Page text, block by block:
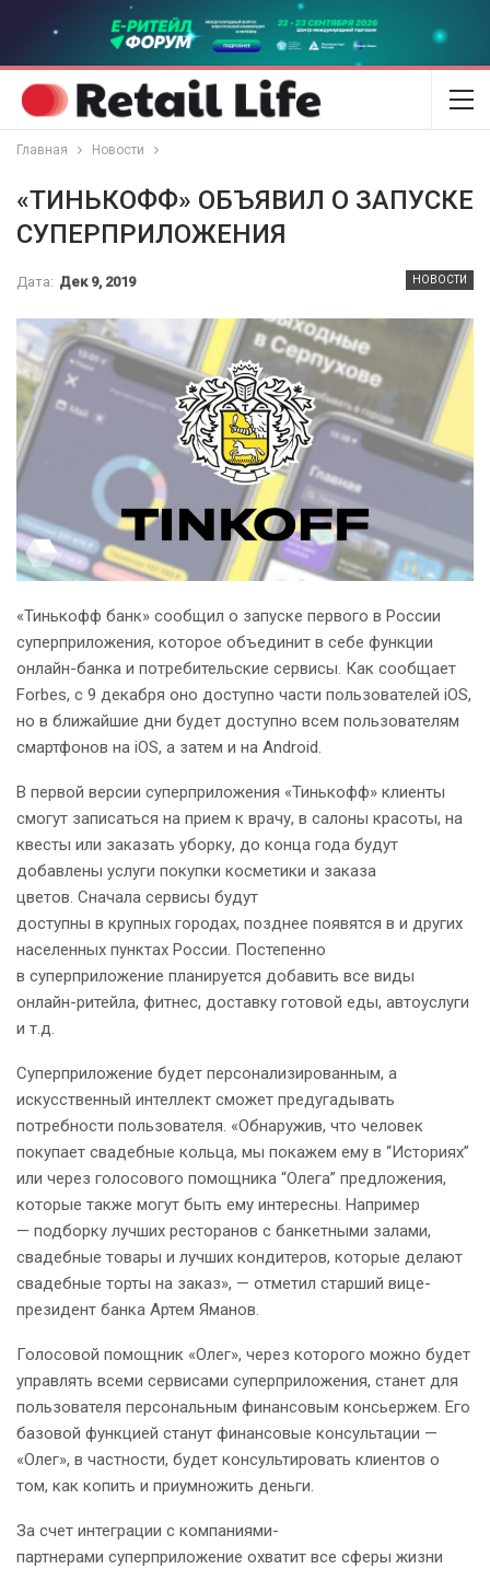
Главная Новости
«ТИНЬКОФФ» ОБЪЯВИЛ О ЗАПУСКЕ
СУПЕРПРИЛОЖЕНИЯ
НОВОСТИ
Дата: Дек 9, 2019
«Тинькофф банк» сообщил о запуске первого в России
суперприложения, которое объединит в себе функции
онлайн-банка и потребительские сервисы. Как сообщает
Forbes, с 9 декабря оно доступно части пользователей iOS,
но в ближайшие дни будет доступно всем пользователям
смартфонов на iOS, а затем и на Android.
В первой версии суперприложения «Тинькофф» клиенты
смогут записаться на прием к врачу, в салоны красоты, на
квесты или заказать уборку, до конца года будут
добавлены услуги покупки косметики и заказа
цветов. Сначала сервисы будут
доступны в крупных городах, позднее появятся в и других
населенных пунктах России. Постепенно
в суперприложение планируется добавить все виды
онлайн-ритейла, фитнес, доставку готовой еды, автоуслуги
и т.д.
Суперприложение будет персонализированным, а
искусственный интеллект сможет предугадывать
потребности пользователя. «Обнаружив, что человек
покупает свадебные кольца, мы покажем ему в “Историях”
или через голосового помощника “Олега” предложения,
которые также могут быть ему интересны. Например
— подборку лучших ресторанов с банкетными залами,
свадебные товары и лучших кондитеров, которые делают
свадебные торты на заказ», — отметил старший вице-
президент банка Артем Яманов.
Голосовой помощник «Олег», через которого можно будет
управлять всеми сервисами суперприложения, станет для
пользователя персональным финансовым консьержем. Его
базовой функцией станут финансовые консультации —
«Олег», в частности, будет консультировать клиентов о
том, как копить и приумножить деньги.
За счет интеграции с компаниями-
партнерами суперприложение охватит все сферы жизни